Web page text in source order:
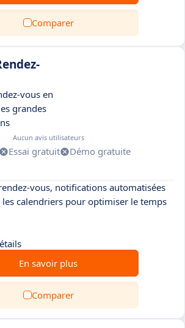
Comparer
vous en
grandes
Aucun avis utilisateurs
Essai gratuit
Démo gratuite
vous, notifications automatisées
calendriers pour optimiser le temps
En savoir plus
Comparer